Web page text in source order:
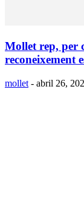
Mollet rep, per
reconeixement
mollet - abril 26,